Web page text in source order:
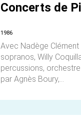
Concerts de
1986
Avec Nadège
sopranos, Willy
percussions,
par Agnès Boury,...